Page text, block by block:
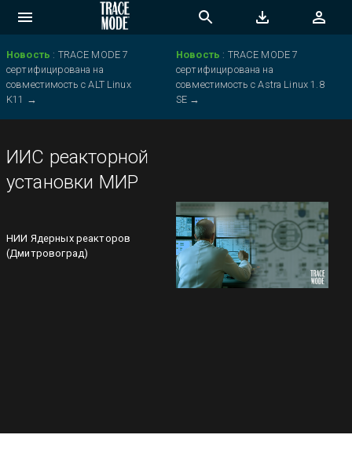
Новость : TRACE MODE 7
сертифицирована на
совместимость с ALT Linux
K11 →
Новость : TRACE MODE 7
сертифицирована на
совместимость с Astra Linux 1.8
SE →
ИИС реакторной
установки МИР
НИИ Ядерных реакторов
(Дмитровоград)